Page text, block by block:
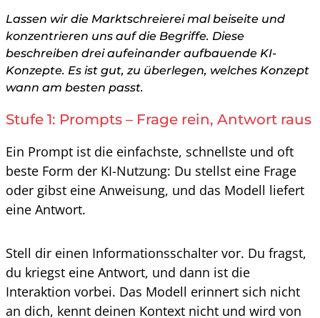
Lassen wir die Marktschreierei mal beiseite und
konzentrieren uns auf die Begriffe. Diese
beschreiben drei aufeinander aufbauende KI-
Konzepte. Es ist gut, zu überlegen, welches Konzept
wann am besten passt.
Stufe 1: Prompts – Frage rein, Antwort raus
Ein Prompt ist die einfachste, schnellste und oft
beste Form der KI-Nutzung: Du stellst eine Frage
oder gibst eine Anweisung, und das Modell liefert
eine Antwort.
Stell dir einen Informationsschalter vor. Du fragst,
du kriegst eine Antwort, und dann ist die
Interaktion vorbei. Das Modell erinnert sich nicht
an dich, kennt deinen Kontext nicht und wird von